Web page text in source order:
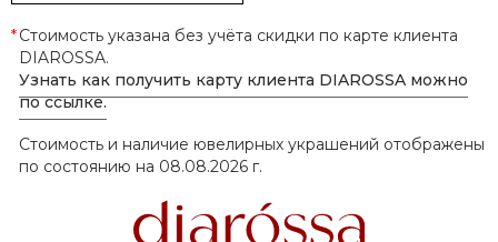
*Стоимость указана без учёта скидки по карте клиента
DIAROSSA.
Узнать как получить карту клиента DIAROSSA можно
по ссылке.
Стоимость и наличие ювелирных украшений отображены
по состоянию на 08.08.2026 г.